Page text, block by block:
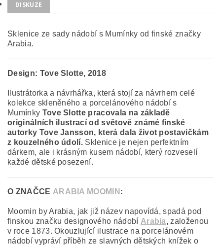
DISKUZE
Sklenice ze sady nádobí s Mumínky od finské značky
Arabia.
Design: Tove Slotte, 2018
Ilustrátorka a návrhářka, která stojí za návrhem celé
kolekce skleněného a porcelánového nádobí s
Mumínky Tove Slotte pracovala na základě
originálních ilustrací od světově známé finské
autorky Tove Jansson, která dala život postavičkám
z kouzelného údolí. Sklenice je nejen perfektním
dárkem, ale i krásným kusem nádobí, který rozveselí
každé dětské posezení.
O ZNAČCE ARABIA MOOMIN :
Moomin by Arabia, jak již název napovídá, spadá pod
finskou značku designového nádobí Arabia, založenou
v roce 1873.Okouzlující ilustrace na porcelánovém
nádobí vypráví příběh ze slavných dětských knížek o